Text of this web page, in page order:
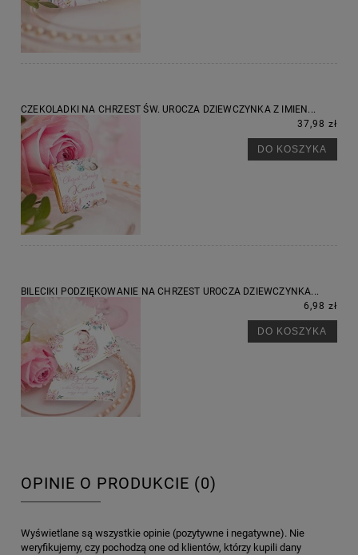
CZEKOLADKI NA CHRZEST ŚW. UROCZA DZIEWCZYNKA Z IMIEN...
37,98 zł
DO KOSZYKA
BILECIKI PODZIĘKOWANIE NA CHRZEST UROCZA DZIEWCZYNKA...
6,98 zł
DO KOSZYKA
OPINIE O PRODUKCIE (0)
Wyświetlane są wszystkie opinie (pozytywne i negatywne). Nie
weryfikujemy, czy pochodzą one od klientów, którzy kupili dany